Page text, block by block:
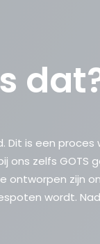
is een proces
zelfs GOTS
zijn
wordt.